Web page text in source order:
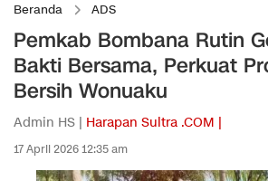
Beranda ADS
Pemkab Bombana Rutin
Bakti Bersama, Perkuat
Bersih Wonuaku
Admin HS | Harapan Sultra .COM |
17 April 2026 12:35 am